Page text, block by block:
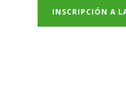
INSCRIPCIÓN A